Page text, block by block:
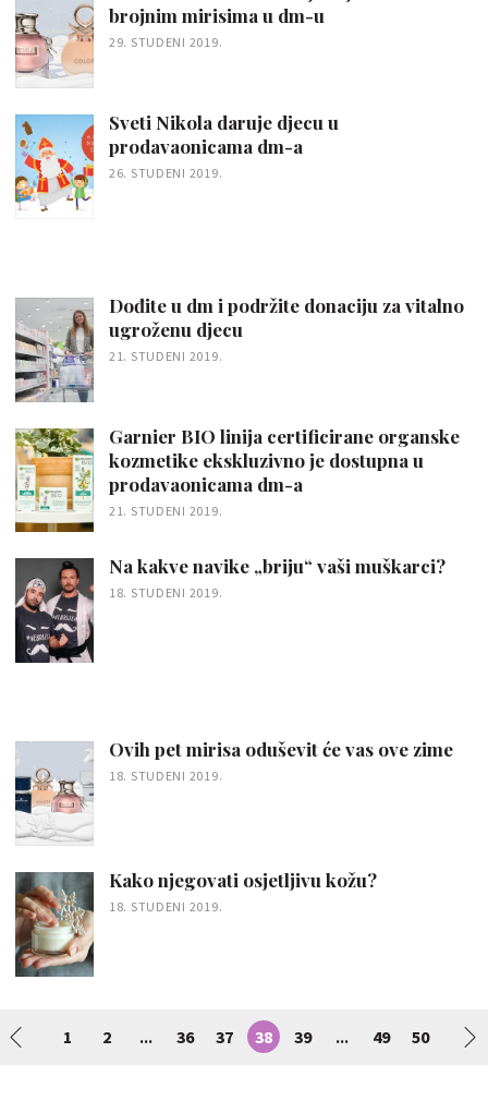
brojnim mirisima u dm-u
29. STUDENI 2019.
Sveti Nikola daruje djecu u
prodavaonicama dm-a
26. STUDENI 2019.
Dođite u dm i podržite donaciju za vitalno
ugroženu djecu
21. STUDENI 2019.
Garnier BIO linija certificirane organske
kozmetike ekskluzivno je dostupna u
prodavaonicama dm-a
21. STUDENI 2019.
Na kakve navike „briju“ vaši muškarci?
18. STUDENI 2019.
Ovih pet mirisa oduševit će vas ove zime
18. STUDENI 2019.
Kako njegovati osjetljivu kožu?
18. STUDENI 2019.
1 2 ... 36 37 38 39 ... 49 50